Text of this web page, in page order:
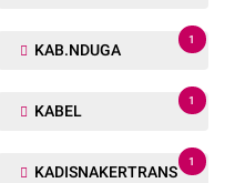
KAB.NDUGA
1
KABEL
1
KADISNAKERTRANS
1